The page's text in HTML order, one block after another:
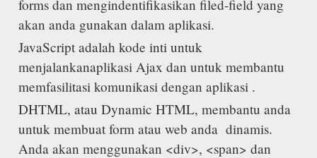
forms dan mengindentifikasikan filed-field yang
akan anda gunakan dalam aplikasi.
JavaScript adalah kode inti untuk
menjalankanaplikasi Ajax dan untuk membantu
memfasilitasi komunikasi dengan aplikasi .
DHTML, atau Dynamic HTML, membantu anda
untuk membuat form atau web anda dinamis.
Anda akan menggunakan <div>, <span> dan